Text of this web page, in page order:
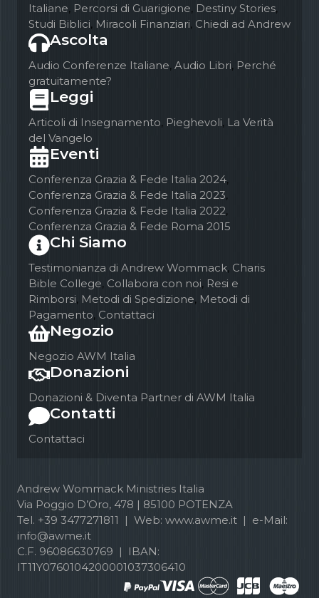
Italiane, Percorsi di Guarigione, Destiny Stories,
Studi Biblici, Miracoli Finanziari, Chiedi ad Andrew
Ascolta
Audio Conferenze Italiane, Audio Libri, Perché
gratuitamente?
Leggi
Articoli di Insegnamento, Pieghevoli, La Verità
del Vangelo
Eventi
Conferenza Grazia & Fede Italia 2024,
Conferenza Grazia & Fede Italia 2023,
Conferenza Grazia & Fede Italia 2022,
Conferenza Grazia & Fede Roma 2015
Chi Siamo
Testimonianza di Andrew Wommack, Charis
Bible College, Collabora con noi, Resi e
Rimborsi, Metodi di Spedizione, Metodi di
Pagamento, Contattaci
Negozio
Negozio AWM Italia
Donazioni
Donazioni & Diventa Partner di AWM Italia
Contatti
Contattaci
Andrew Wommack Ministries Italia
Via Poggio D’Oro, 478 | 85100 POTENZA
Tel. +39 3477271811 | Web: www.awme.it | e-Mail:
info@awme.it
C.F. 96086630769 | IBAN:
IT11Y0760104200001037306410